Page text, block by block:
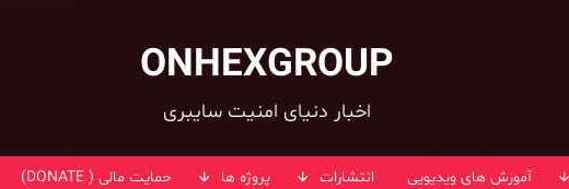
ONHEXGROUP
اخبار دنیای امنیت سایبری
آموزش های ویدیویی انتشارات پروژه ها حمایت مالی ( DONATE)